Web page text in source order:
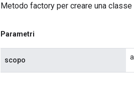
Metodo factory per creare una
Parametri
scopo